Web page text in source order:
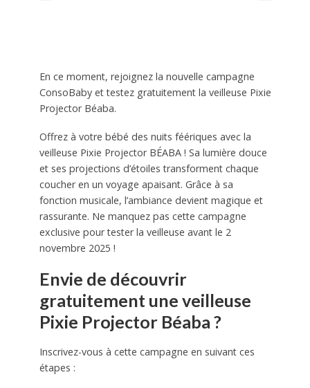
En ce moment, rejoignez la nouvelle campagne
ConsoBaby et testez gratuitement la veilleuse Pixie
Projector Béaba.
Offrez à votre bébé des nuits féériques avec la
veilleuse Pixie Projector BÉABA ! Sa lumière douce
et ses projections d’étoiles transforment chaque
coucher en un voyage apaisant. Grâce à sa
fonction musicale, l’ambiance devient magique et
rassurante. Ne manquez pas cette campagne
exclusive pour tester la veilleuse avant le 2
novembre 2025 !
Envie de découvrir
gratuitement une veilleuse
Pixie Projector Béaba ?
Inscrivez-vous à cette campagne en suivant ces
étapes :